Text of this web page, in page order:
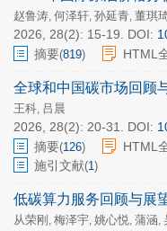
赵鲁涛, 何泽轩, 孙延青, 董琪
2026, 28(2): 15-19. DOI:
摘要(819) HTML
全球和中国碳市场回顾
王科, 吕晨
2026, 28(2): 20-31. DOI:
摘要(126) HTML
施引文献(1)
低碳算力服务回顾与展
从荣刚 , 梅泽宇, 姚心悦, 蒲涵,